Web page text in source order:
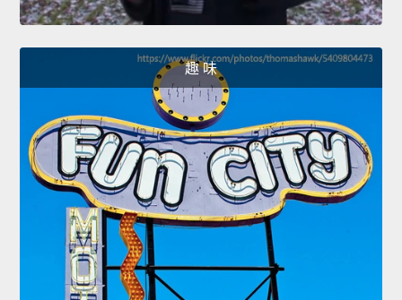
趣 味